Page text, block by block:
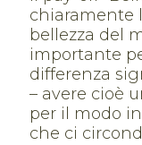
chiaramente
bellezza del
importante
differenza
– avere cioè
per il modo
che ci